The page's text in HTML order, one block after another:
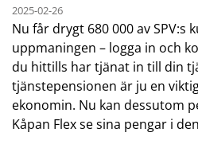
2025-02-26
Nu får drygt 680 000 av SPV:s
uppmaningen – logga in och
du hittills har tjänat in till din
tjänstepensionen är ju en
ekonomin. Nu kan dessutom
Kåpan Flex se sina pengar i